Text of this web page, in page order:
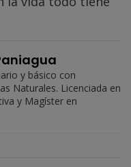
y básico con
Naturales. Licenciada en
y Magíster en